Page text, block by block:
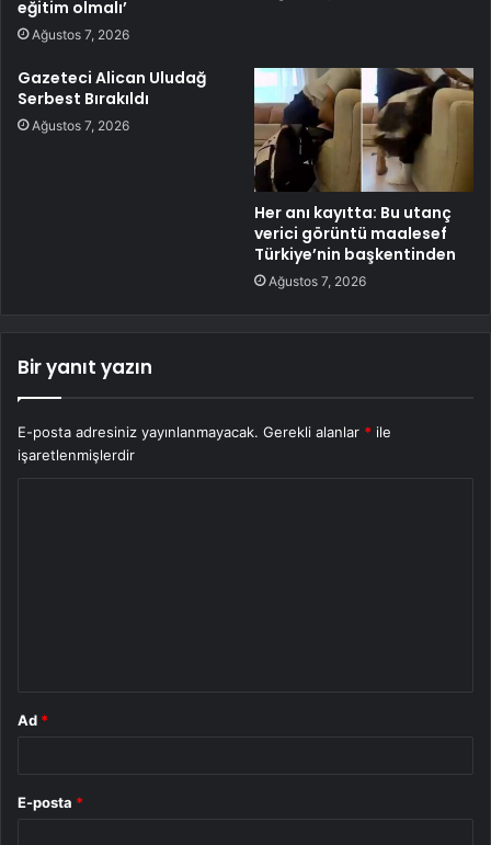
eğitim olmalı’
Ağustos 7, 2026
Gazeteci Alican Uludağ
Serbest Bırakıldı
Ağustos 7, 2026
Her anı kayıtta: Bu utanç
verici görüntü maalesef
Türkiye’nin başkentinden
Ağustos 7, 2026
Bir yanıt yazın
E-posta adresiniz yayınlanmayacak. Gerekli alanlar * ile
işaretlenmişlerdir
Ad *
E-posta *